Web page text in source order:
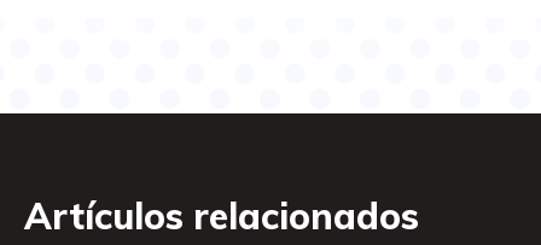
Artículos relacionados